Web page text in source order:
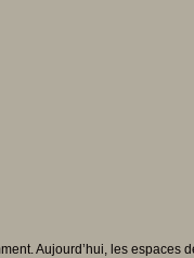
Aujourd’hui, les